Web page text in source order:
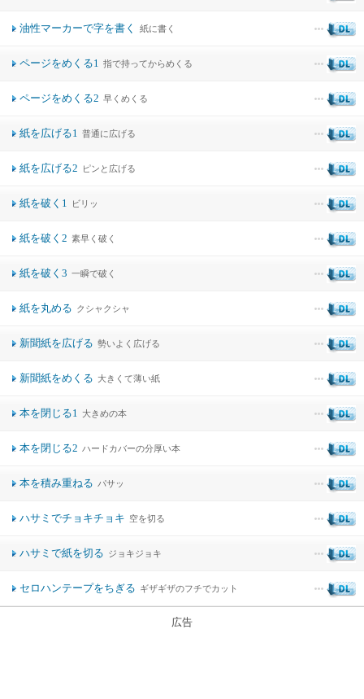
油性マーカーで字を書く 紙に書く
ページをめくる1 指で持ってからめくる
ページをめくる2 早くめくる
紙を広げる1 普通に広げる
紙を広げる2 ピンと広げる
紙を破く1 ビリッ
紙を破く2 素早く破く
紙を破く3 一瞬で破く
紙を丸める クシャクシャ
新聞紙を広げる 勢いよく広げる
新聞紙をめくる 大きくて薄い紙
本を閉じる1 大きめの本
本を閉じる2 ハードカバーの分厚い本
本を積み重ねる パサッ
ハサミでチョキチョキ 空を切る
ハサミで紙を切る ジョキジョキ
セロハンテープをちぎる ギザギザのフチでカット
広告